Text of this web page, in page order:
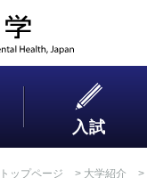
入試
トップページ > 大学紹介 >